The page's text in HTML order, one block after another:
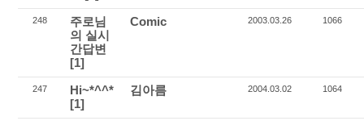
248
주로님
의 실시
간답변
[1]
Comic 2003.03.26 1066
247
Hi~*^^*
[1]
김아름 2004.03.02 1064